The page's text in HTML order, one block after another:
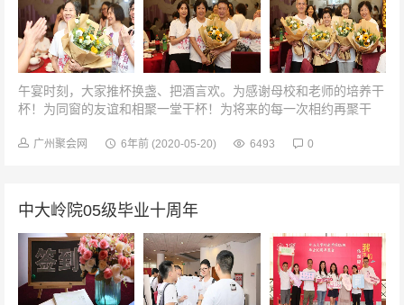
午宴时刻，大家推杯换盏、把酒言欢。为感谢母校和老师的培养干
杯！为同窗的友谊和相聚一堂干杯！为将来的每一次相约再聚干
冲洗都已经变了模样，曾经教学...
广州聚会网 6年前 (2020-05-20) 6493 0
中大岭院05级毕业十周年